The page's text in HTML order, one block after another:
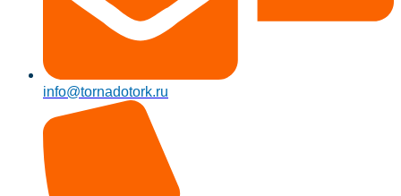
info@tornadotork.ru